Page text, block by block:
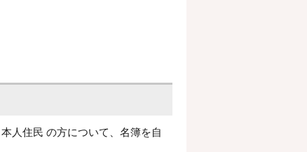
人住民 の方について、名簿を自